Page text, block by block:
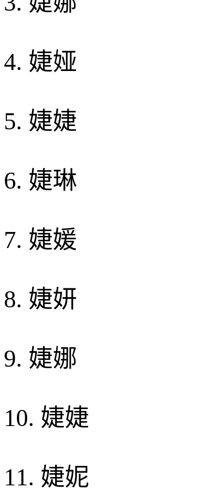
4. 婕娅
5. 婕婕
6. 婕琳
7. 婕媛
8. 婕妍
9. 婕娜
10. 婕婕
11. 婕妮